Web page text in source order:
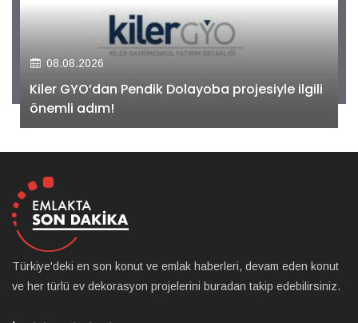
08.08.2026
Kiler GYO’dan Pendik Dolayoba projesiyle ilgili
önemli adım!
Türkiye'deki en son konut ve emlak haberleri, devam eden konut
ve her türlü ev dekorasyon projelerini buradan takip edebilirsiniz.